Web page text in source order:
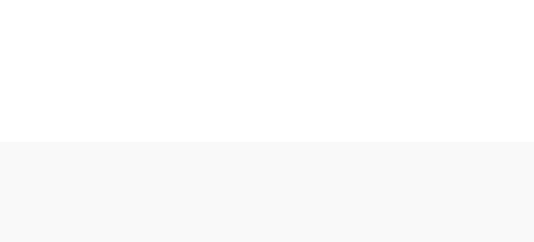
состоянии, но вы мечтаете о Galaxy S24. Как поменять
— даже если экран поцарапан или батарея изношена,
выбираете новую модель из нашего ассортимента,
быстро: вся процедура занимает не больше часа. Это
выкуп за наличные. Но если цель — обновление, то
Trade-in в Москве у нас — это не только выгодно, но и